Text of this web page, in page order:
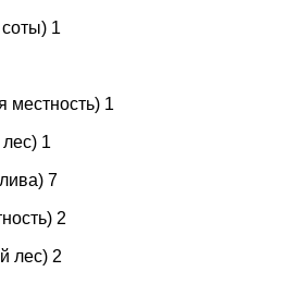
1
местность) 1
1
7
2
лес) 2